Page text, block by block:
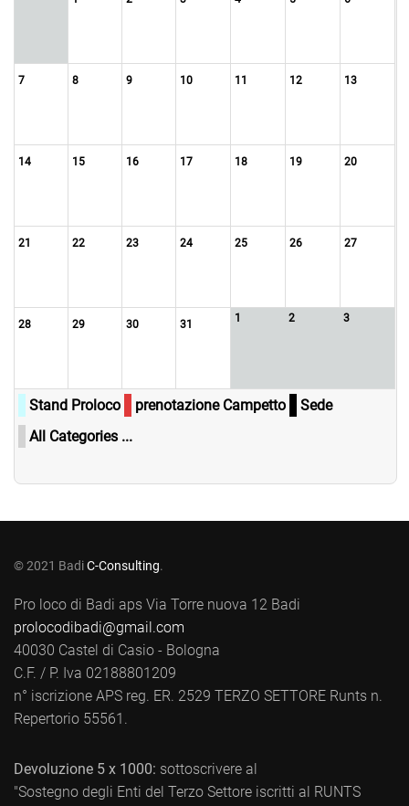
7 8 9 10 11 12 13
14 15 16 17 18 19 20
21 22 23 24 25 26 27
28 29 30 31 1 2 3
Stand Proloco prenotazione Campetto
Sede
All Categories ...
© 2021 BadiC-Consulting.
Pro loco di Badi aps Via Torre nuova 12 Badi
prolocodibadi@gmail.com
40030 Castel di Casio - Bologna
C.F. / P. Iva 02188801209
n° iscrizione APS reg. ER. 2529 TERZO SETTORE Runts n.
Repertorio 55561.
Devoluzione 5 x 1000: sottoscrivere al
"Sostegno degli Enti del Terzo Settore iscritti al RUNTS